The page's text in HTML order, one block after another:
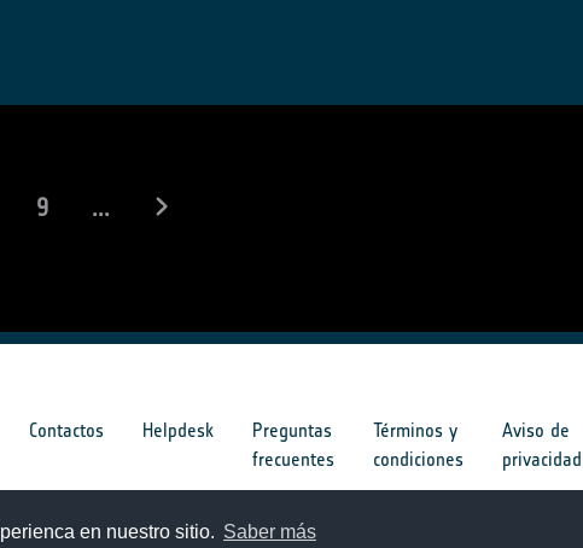
en nuestro sitio. Saber más
9 ...
Contactos Helpdesk
Preguntas
frecuentes
Términos y
condiciones
Aviso de
privacidad